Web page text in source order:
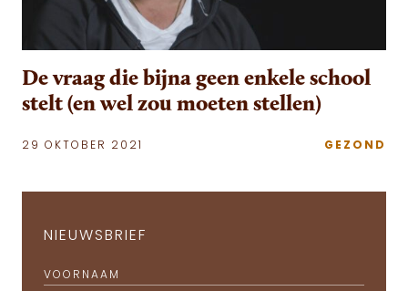
De vraag die bijna geen enkele school
stelt (en wel zou moeten stellen)
29 OKTOBER 2021 GEZOND
NIEUWSBRIEF
VOORNAAM